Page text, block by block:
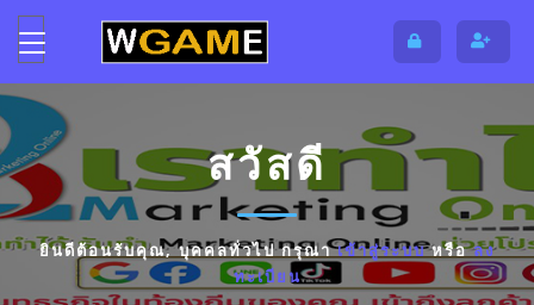
สวัสดี
ยินดีต้อนรับคุณ,บุคคลทั่วไปกรุณาเข้าสู่ระบบหรือลง
ทะเบียน